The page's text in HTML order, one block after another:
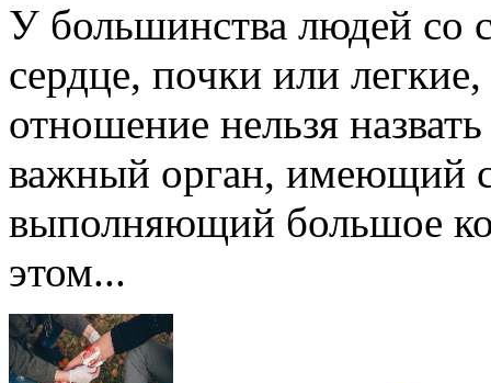
У большинства людей со
сердце, почки или
отношение нельзя
важный орган, имеющий
выполняющий большое
этом...